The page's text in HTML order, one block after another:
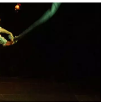
souffle poétique...